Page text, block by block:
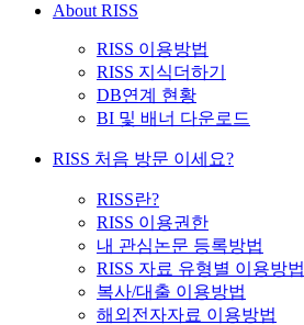
About RISS
RISS 이용방법
RISS 지식더하기
DB연계 현황
BI 및 배너 다운로드
RISS 처음 방문 이세요?
RISS란?
RISS 이용권한
내 관심논문 등록방법
RISS 자료 유형별 이용방법
복사/대출 이용방법
해외전자자료 이용방법